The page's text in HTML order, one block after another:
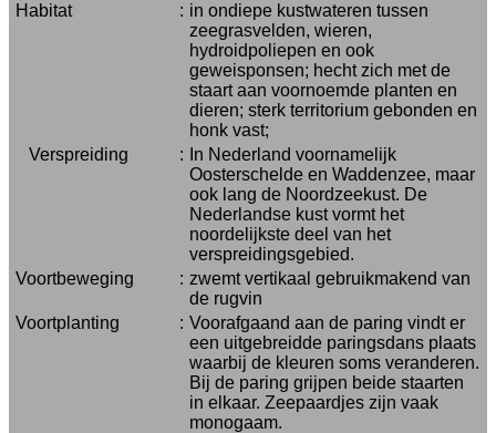
Habitat
: in ondiepe kustwateren tussen
zeegrasvelden, wieren,
hydroidpoliepen en ook
geweisponsen; hecht zich met de
staart aan voornoemde planten en
dieren; sterk territorium gebonden en
honk vast;
Verspreiding
:
In Nederland voornamelijk
Oosterschelde en Waddenzee, maar
ook lang de Noordzeekust. De
Nederlandse kust vormt het
noordelijkste deel van het
verspreidingsgebied.
Voortbeweging
: zwemt vertikaal gebruikmakend van
de rugvin
Voortplanting
: Voorafgaand aan de paring vindt er
een uitgebreidde paringsdans plaats
waarbij de kleuren soms veranderen.
Bij de paring grijpen beide staarten
in elkaar. Zeepaardjes zijn vaak
monogaam.